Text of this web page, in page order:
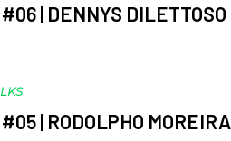
| DENNYS DILETTOSO
| RODOLPHO MOREIRA